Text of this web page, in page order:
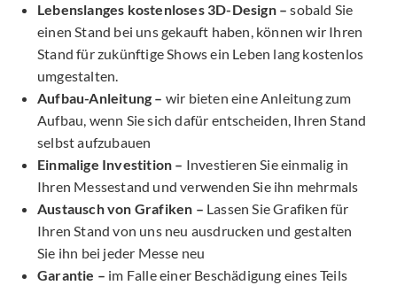
Lebenslanges kostenloses 3D-Design – sobald Sie
einen Stand bei uns gekauft haben, können wir Ihren
Stand für zukünftige Shows ein Leben lang kostenlos
umgestalten.
Aufbau-Anleitung – wir bieten eine Anleitung zum
Aufbau, wenn Sie sich dafür entscheiden, Ihren Stand
selbst aufzubauen
Einmalige Investition – Investieren Sie einmalig in
Ihren Messestand und verwenden Sie ihn mehrmals
Austausch von Grafiken – Lassen Sie Grafiken für
Ihren Stand von uns neu ausdrucken und gestalten
Sie ihn bei jeder Messe neu
Garantie – im Falle einer Beschädigung eines Teils